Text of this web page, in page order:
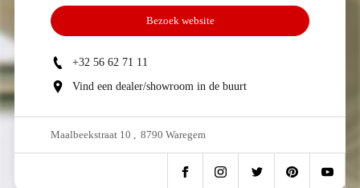
Bezoek website
+32 56 62 71 11
Vind een dealer/showroom in de buurt
Maalbeekstraat 10 , 8790 Waregem